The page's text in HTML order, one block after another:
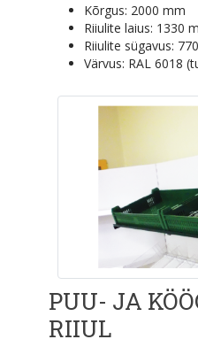
Kõrgus: 2000 mm
Riiulite laius: 1330
Riiulite sügavus:
Värvus: RAL 6018
PUU- JA
RIIUL